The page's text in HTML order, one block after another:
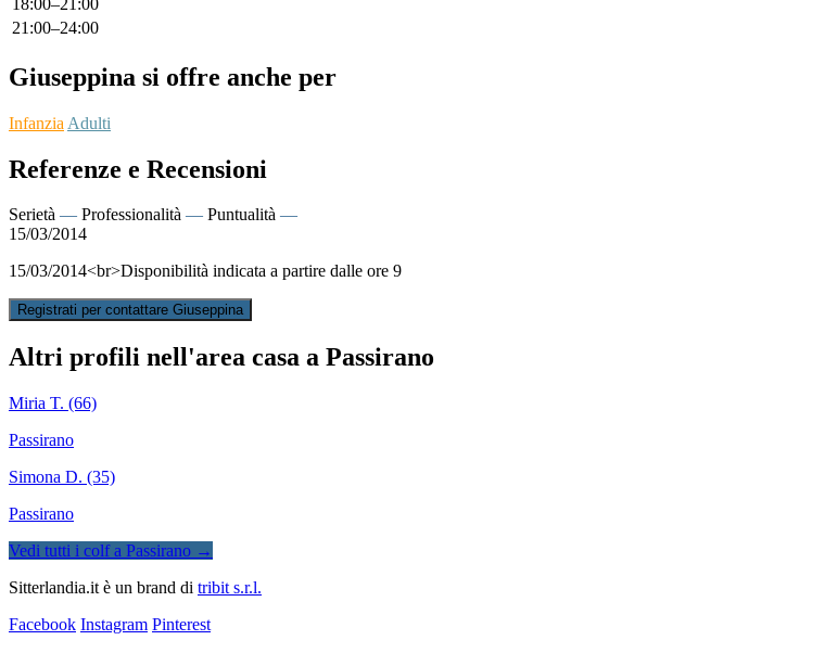
21:00–24:00
Giuseppina si offre anche per
Infanzia Adulti
Referenze e Recensioni
Serietà — Professionalità — Puntualità —
15/03/2014
15/03/2014<br>Disponibilità indicata a partire dalle ore 9
Registrati per contattare Giuseppina
Altri profili nell'area casa a Passirano
Miria T. (66)
Passirano
Simona D. (35)
Passirano
Vedi tutti i colf a Passirano →
Sitterlandia.it è un brand di tribit s.r.l.
Facebook Instagram Pinterest